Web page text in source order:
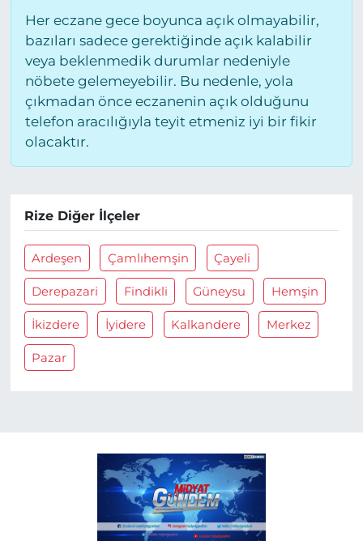
Her eczane gece boyunca açık olmayabilir,
bazıları sadece gerektiğinde açık kalabilir
veya beklenmedik durumlar nedeniyle
nöbete gelemeyebilir. Bu nedenle, yola
çıkmadan önce eczanenin açık olduğunu
telefon aracılığıyla teyit etmeniz iyi bir fikir
olacaktır.
Rize Diğer İlçeler
Ardeşen Çamlıhemşin Çayeli
Derepazari Findikli Güneysu Hemşin
İkizdere İyidere Kalkandere Merkez
Pazar